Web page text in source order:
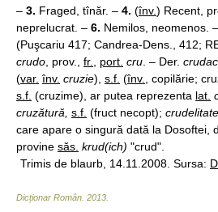
– 3. Fraged, tînăr. – 4. (înv.) Recent,
neprelucrat. – 6. Nemilos, neomenos.
(Puşcariu 417; Candrea-Dens., 412;
crudo , prov., fr. port. cru . – Der. crudac
(var. înv. cruzie), s.f. (înv. , copilărie;
s.f. (cruzime), ar putea reprezenta lat.
cruzătură, s.f. (fruct necopt); crudelitate
care apare o singură dată la Dosoftei,
provine săs. krud(ich) "crud".
Trimis de blaurb, 14.11.2008. Sursa:
Dicționar Român 2013